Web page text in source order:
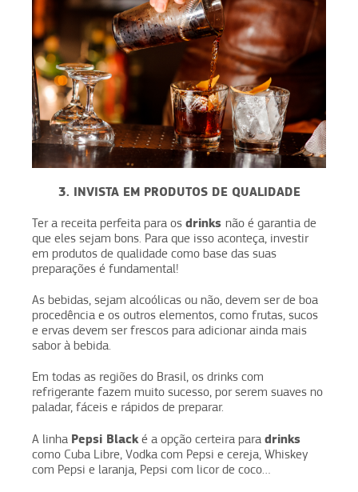
3. INVISTA EM PRODUTOS DE QUALIDADE
Ter a receita perfeita para os drinks não é garantia de
que eles sejam bons. Para que isso aconteça, investir
em produtos de qualidade como base das suas
preparações é fundamental!
As bebidas, sejam alcoólicas ou não, devem ser de boa
procedência e os outros elementos, como frutas, sucos
e ervas devem ser frescos para adicionar ainda mais
sabor à bebida.
Em todas as regiões do Brasil, os drinks com
refrigerante fazem muito sucesso, por serem suaves no
paladar, fáceis e rápidos de preparar.
A linha Pepsi Blacké a opção certeira para drinks
como Cuba Libre, Vodka com Pepsi e cereja, Whiskey
com Pepsi e laranja, Pepsi com licor de coco…